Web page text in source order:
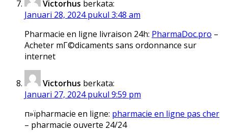
Victorhus berkata:
Januari 28, 2024 pukul 3:48 am
Pharmacie en ligne livraison 24h: PharmaDoc.pro –
Acheter mГ©dicaments sans ordonnance sur
internet
Victorhus berkata:
Januari 27, 2024 pukul 9:59 pm
п»їpharmacie en ligne: pharmacie en ligne pas cher
– pharmacie ouverte 24/24